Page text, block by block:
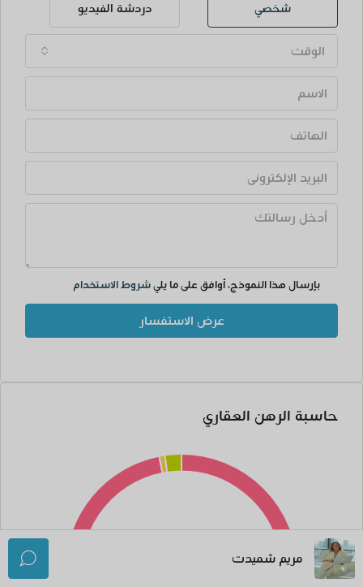
شخصي دردشة الفيديو
الوقت
بإرسال هذا النموذج، أوافق على ما يلي شروط الاستخدام
عرض الاستفسار
حاسبة الرهن العقاري
10,910.99AEDمريم شميدت